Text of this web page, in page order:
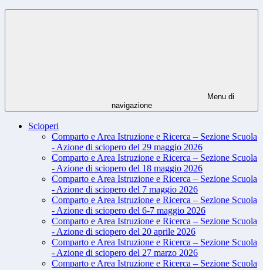
Menu di
navigazione
Scioperi
Comparto e Area Istruzione e Ricerca – Sezione Scuola
- Azione di sciopero del 29 maggio 2026
Comparto e Area Istruzione e Ricerca – Sezione Scuola
- Azione di sciopero del 18 maggio 2026
Comparto e Area Istruzione e Ricerca – Sezione Scuola
- Azione di sciopero del 7 maggio 2026
Comparto e Area Istruzione e Ricerca – Sezione Scuola
- Azione di sciopero del 6-7 maggio 2026
Comparto e Area Istruzione e Ricerca – Sezione Scuola
- Azione di sciopero del 20 aprile 2026
Comparto e Area Istruzione e Ricerca – Sezione Scuola
- Azione di sciopero del 27 marzo 2026
Comparto e Area Istruzione e Ricerca – Sezione Scuola